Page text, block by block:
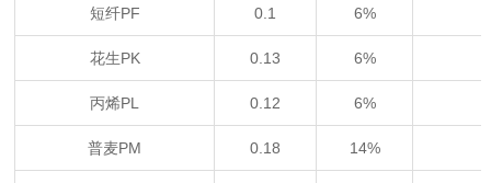
短纤PF 0.1 6%
花生PK 0.13 6%
丙烯PL 0.12 6%
普麦PM 0.18 14%